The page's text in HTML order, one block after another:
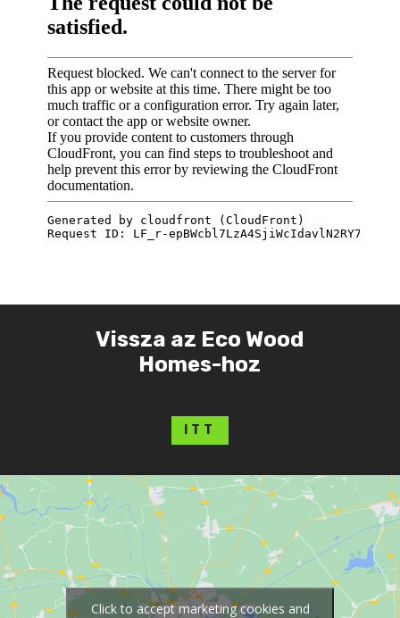
Vissza az Eco Wood
Homes-hoz
ITT
Click to accept marketing cookies and